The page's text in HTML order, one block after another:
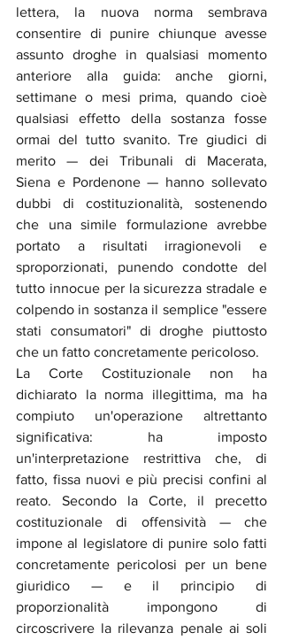
lettera, la nuova norma sembrava
consentire di punire chiunque avesse
assunto droghe in qualsiasi momento
anteriore alla guida: anche giorni,
settimane o mesi prima, quando cioè
qualsiasi effetto della sostanza fosse
ormai del tutto svanito. Tre giudici di
merito — dei Tribunali di Macerata,
Siena e Pordenone — hanno sollevato
dubbi di costituzionalità, sostenendo
che una simile formulazione avrebbe
portato a risultati irragionevoli e
sproporzionati, punendo condotte del
tutto innocue per la sicurezza stradale e
colpendo in sostanza il semplice "essere
stati consumatori" di droghe piuttosto
che un fatto concretamente pericoloso.
La Corte Costituzionale non ha
dichiarato la norma illegittima, ma ha
compiuto un'operazione altrettanto
significativa: ha imposto
un'interpretazione restrittiva che, di
fatto, fissa nuovi e più precisi confini al
reato. Secondo la Corte, il precetto
costituzionale di offensività — che
impone al legislatore di punire solo fatti
concretamente pericolosi per un bene
giuridico — e il principio di
proporzionalità impongono di
circoscrivere la rilevanza penale ai soli